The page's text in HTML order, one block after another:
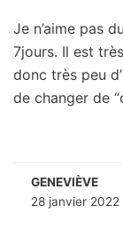
Je n’aime pas
7jours. Il est
donc très peu
de changer de
GENEVIÈVE
28 janvier 2022